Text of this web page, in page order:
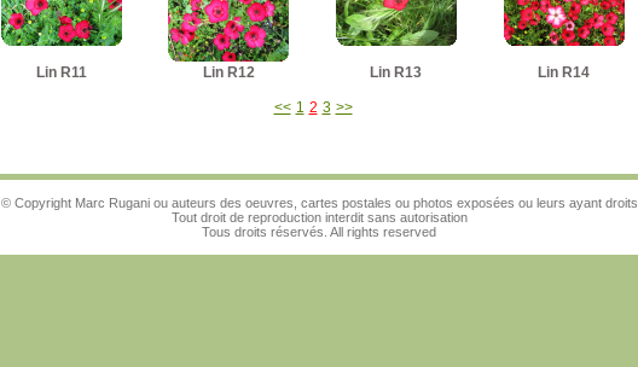
Lin R11 Lin R12 Lin R13 Lin R14
<< 1 2 3 >>
© Copyright Marc Rugani ou auteurs des oeuvres, cartes postales ou photos exposées ou leurs ayant droits
Tout droit de reproduction interdit sans autorisation
Tous droits réservés. All rights reserved